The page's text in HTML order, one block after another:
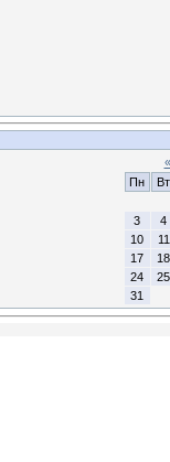
«
Пн
Вт
3
4
10
11
17
18
24
25
31